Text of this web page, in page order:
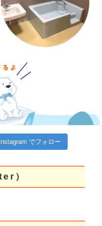
でフォロー
）